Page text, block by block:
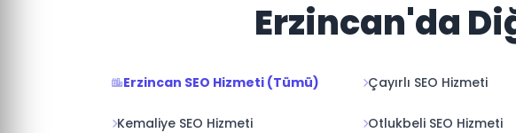
Erzincan'da
Erzincan SEO Hizmeti (Tümü) Çayırlı SEO Hizmeti
Kemaliye SEO Hizmeti Otlukbeli SEO Hizmeti